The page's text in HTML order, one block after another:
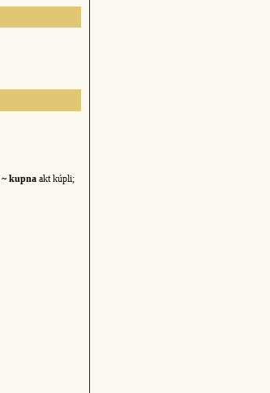
~ kupna akt kúpli;